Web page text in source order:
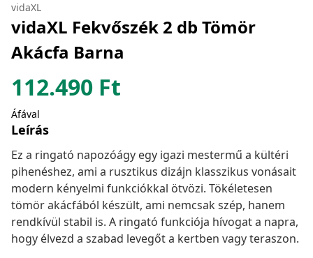
vidaXL
vidaXL Fekvőszék 2 db Tömör
Akácfa Barna
112.490 Ft
Áfával
Leírás
Ez a ringató napozóágy egy igazi mestermű a kültéri
pihenéshez, ami a rusztikus dizájn klasszikus vonásait
modern kényelmi funkciókkal ötvözi. Tökéletesen
tömör akácfából készült, ami nemcsak szép, hanem
rendkívül stabil is. A ringató funkciója hívogat a napra,
hogy élvezd a szabad levegőt a kertben vagy teraszon.